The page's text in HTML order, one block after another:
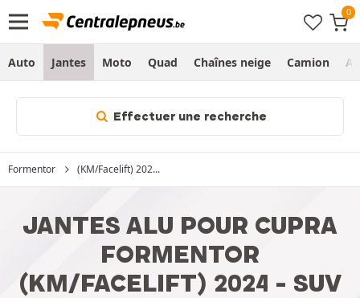
Auto Jantes Moto Quad Chaînes neige Camion
Effectuer une recherche
Formentor (KM/Facelift) 202...
JANTES ALU POUR CUPRA
FORMENTOR
(KM/FACELIFT) 2024 - SUV